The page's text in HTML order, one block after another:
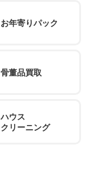
お年寄りパック
骨董品買取
ハウス
クリーニング